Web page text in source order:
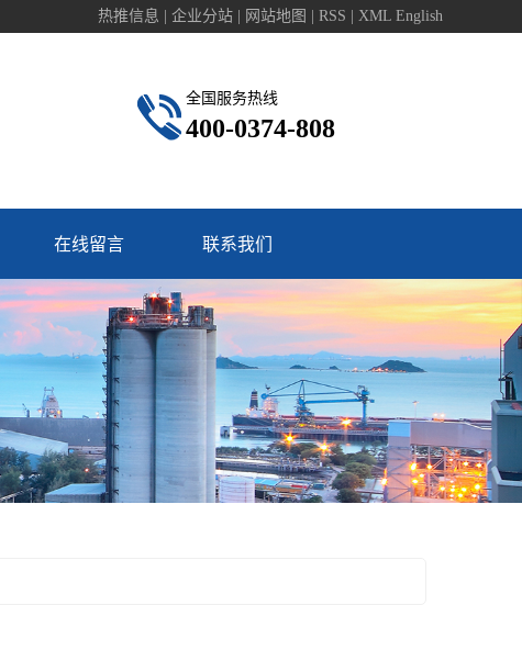
热推信息 企业分站 网站地图 RSS XML English
全国服务热线
400-0374-808
在线留言 联系我们
联系我们